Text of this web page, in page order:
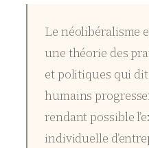
Le néolibéralisme
une théorie des
et politiques qui
humains
rendant possible
individuelle